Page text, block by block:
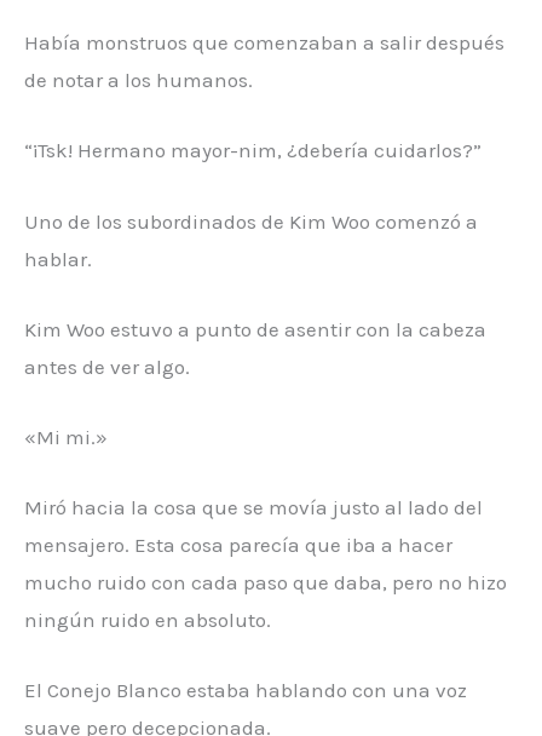
Había monstruos que comenzaban a salir después
de notar a los humanos.
“¡Tsk! Hermano mayor-nim, ¿debería cuidarlos?”
Uno de los subordinados de Kim Woo comenzó a
hablar.
Kim Woo estuvo a punto de asentir con la cabeza
antes de ver algo.
«Mi mi.»
Miró hacia la cosa que se movía justo al lado del
mensajero. Esta cosa parecía que iba a hacer
mucho ruido con cada paso que daba, pero no hizo
ningún ruido en absoluto.
El Conejo Blanco estaba hablando con una voz
suave pero decepcionada.